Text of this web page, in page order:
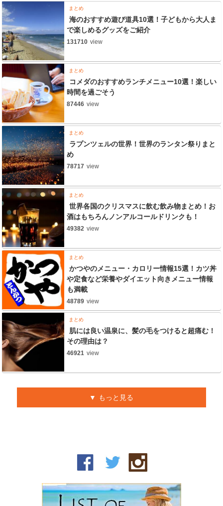
まとめ
海のおすすめ遊び道具10選！子どもから大人ま
で楽しめるグッズをご紹介
131710 view
まとめ
コメダのおすすめランチメニュー10選！楽しい
時間を過ごそう
87446 view
まとめ
ラプンツェルの世界！世界のランタン祭りまと
め
78717 view
まとめ
世界各国のクリスマスに飲む飲み物まとめ！お
酒はもちろんノンアルコールドリンクも！
49382 view
まとめ
かつやのメニュー・カロリー情報15選！カツ丼
や定食など栄養やダイエット向きメニュー情報
も満載
48789 view
まとめ
肌には良い温泉に、髪の毛をつけると超痛む！
その理由は？
46921 view
もっと見る